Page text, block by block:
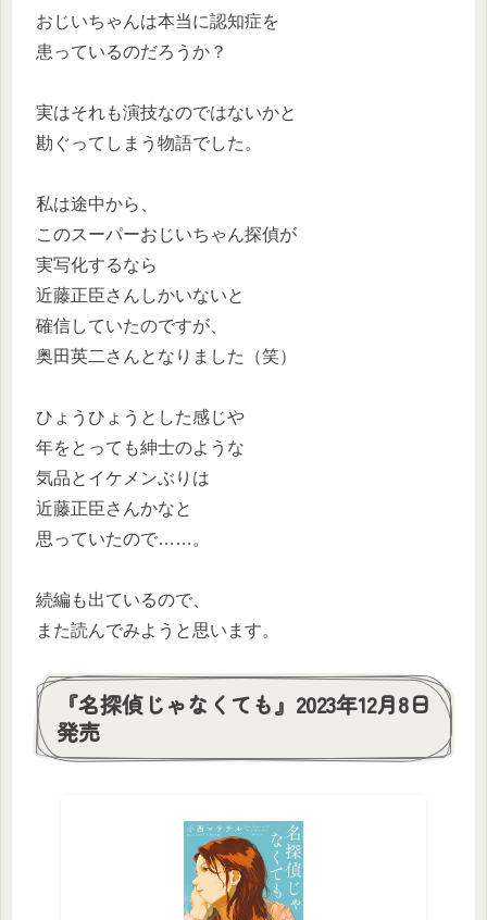
おじいちゃんは本当に認知症を
患っているのだろうか？
実はそれも演技なのではないかと
勘ぐってしまう物語でした。
私は途中から、
このスーパーおじいちゃん探偵が
実写化するなら
近藤正臣さんしかいないと
確信していたのですが、
奥田英二さんとなりました（笑）
ひょうひょうとした感じや
年をとっても紳士のような
気品とイケメンぶりは
近藤正臣さんかなと
思っていたので……。
続編も出ているので、
また読んでみようと思います。
『名探偵じゃなくても』2023年12月8日
発売